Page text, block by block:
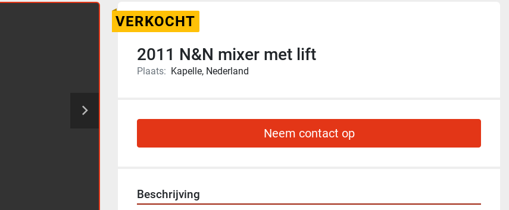
VERKOCHT
2011 N&N mixer met lift
Plaats: Kapelle, Nederland
Neem contact op
Beschrijving